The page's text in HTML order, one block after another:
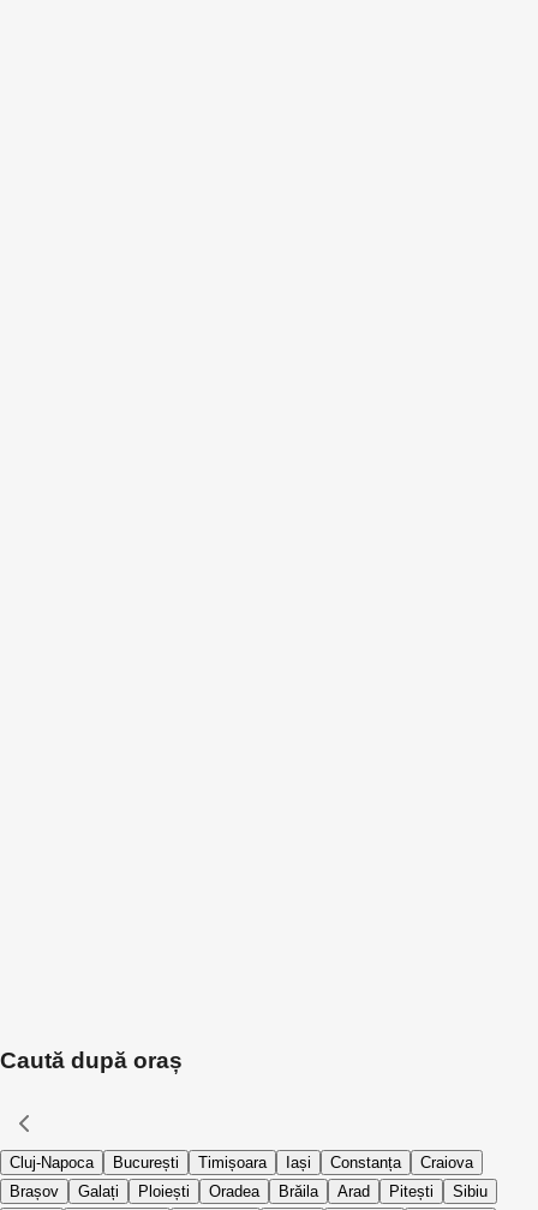
Caută după oraș
Cluj-Napoca București Timișoara Iași Constanța
Craiova
Brașov
Galați Ploiești Oradea Brăila Arad Pitești
Sibiu